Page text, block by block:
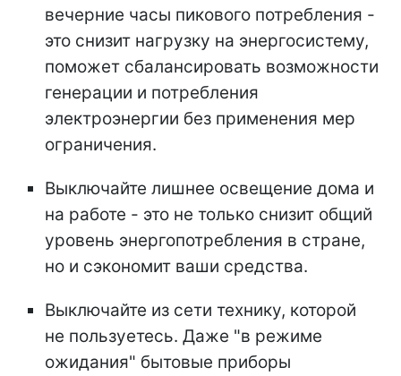
вечерние часы пикового потребления -
это снизит нагрузку на энергосистему,
поможет сбалансировать возможности
генерации и потребления
электроэнергии без применения мер
ограничения.
Выключайте лишнее освещение дома и
на работе - это не только снизит общий
уровень энергопотребления в стране,
но и сэкономит ваши средства.
Выключайте из сети технику, которой
не пользуетесь. Даже "в режиме
ожидания" бытовые приборы